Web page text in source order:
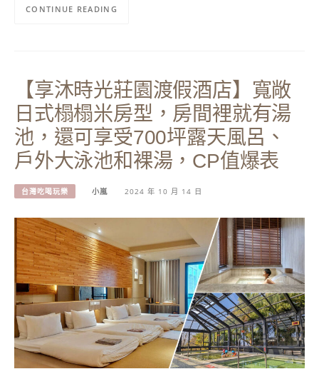
CONTINUE READING
【享沐時光莊園渡假酒店】寬敞
日式榻榻米房型，房間裡就有湯
池，還可享受700坪露天風呂、
戶外大泳池和裸湯，CP值爆表
台灣吃喝玩樂 小嵐 2024 年 10 月 14 日